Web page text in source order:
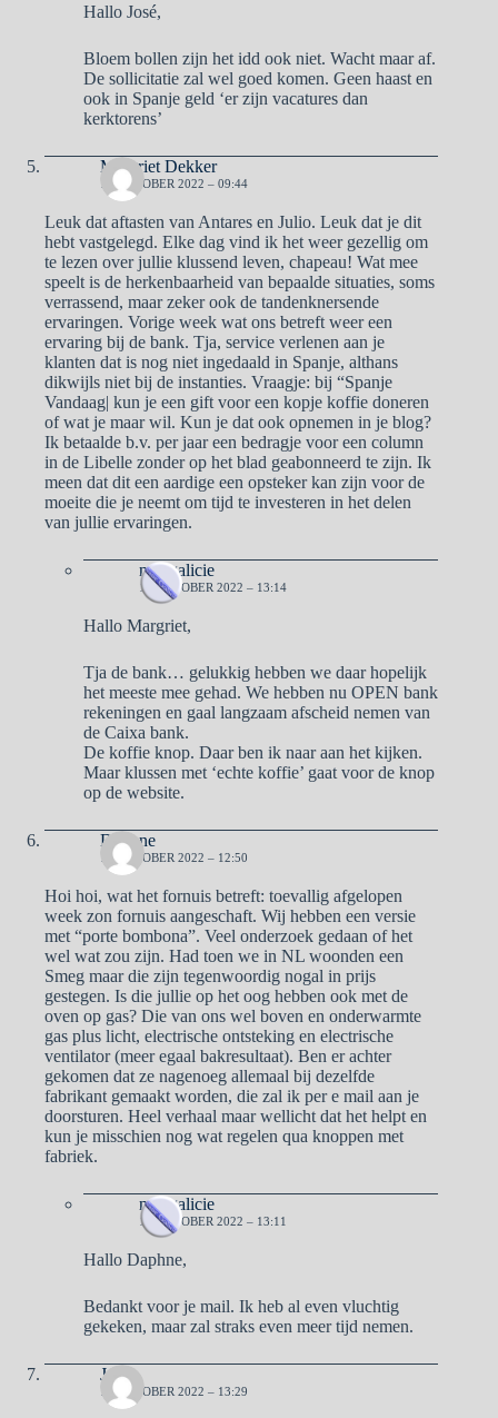
Hallo José,
Bloem bollen zijn het idd ook niet. Wacht maar af.
De sollicitatie zal wel goed komen. Geen haast en
ook in Spanje geld ‘er zijn vacatures dan
kerktorens’
Margriet Dekker
19 OKTOBER 2022 – 09:44
Leuk dat aftasten van Antares en Julio. Leuk dat je dit
hebt vastgelegd. Elke dag vind ik het weer gezellig om
te lezen over jullie klussend leven, chapeau! Wat mee
speelt is de herkenbaarheid van bepaalde situaties, soms
verrassend, maar zeker ook de tandenknersende
ervaringen. Vorige week wat ons betreft weer een
ervaring bij de bank. Tja, service verlenen aan je
klanten dat is nog niet ingedaald in Spanje, althans
dikwijls niet bij de instanties. Vraagje: bij “Spanje
Vandaag| kun je een gift voor een kopje koffie doneren
of wat je maar wil. Kun je dat ook opnemen in je blog?
Ik betaalde b.v. per jaar een bedragje voor een column
in de Libelle zonder op het blad geabonneerd te zijn. Ik
meen dat dit een aardige een opsteker kan zijn voor de
moeite die je neemt om tijd te investeren in het delen
van jullie ervaringen.
naargalicie
19 OKTOBER 2022 – 13:14
Hallo Margriet,
Tja de bank… gelukkig hebben we daar hopelijk
het meeste mee gehad. We hebben nu OPEN bank
rekeningen en gaal langzaam afscheid nemen van
de Caixa bank.
De koffie knop. Daar ben ik naar aan het kijken.
Maar klussen met ‘echte koffie’ gaat voor de knop
op de website.
Daphne
19 OKTOBER 2022 – 12:50
Hoi hoi, wat het fornuis betreft: toevallig afgelopen
week zon fornuis aangeschaft. Wij hebben een versie
met “porte bombona”. Veel onderzoek gedaan of het
wel wat zou zijn. Had toen we in NL woonden een
Smeg maar die zijn tegenwoordig nogal in prijs
gestegen. Is die jullie op het oog hebben ook met de
oven op gas? Die van ons wel boven en onderwarmte
gas plus licht, electrische ontsteking en electrische
ventilator (meer egaal bakresultaat). Ben er achter
gekomen dat ze nagenoeg allemaal bij dezelfde
fabrikant gemaakt worden, die zal ik per e mail aan je
doorsturen. Heel verhaal maar wellicht dat het helpt en
kun je misschien nog wat regelen qua knoppen met
fabriek.
naargalicie
19 OKTOBER 2022 – 13:11
Hallo Daphne,
Bedankt voor je mail. Ik heb al even vluchtig
gekeken, maar zal straks even meer tijd nemen.
Jose
19 OKTOBER 2022 – 13:29